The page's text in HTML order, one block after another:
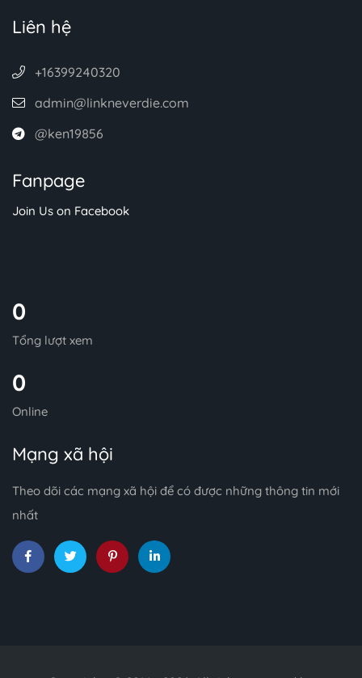
Liên hệ
+16399240320
admin@linkneverdie.com
@ken19856
Fanpage
Join Us on Facebook
0
Tổng lượt xem
0
Online
Mạng xã hội
Theo dõi các mạng xã hội để có được những thông tin mới
nhất